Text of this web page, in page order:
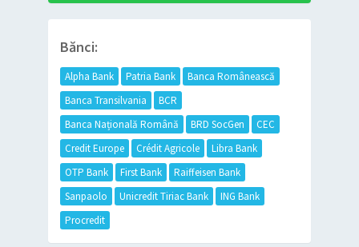
Bănci:
Alpha Bank Patria Bank
Banca Românească
Banca Transilvania
BCR
Banca Națională Română
BRD SocGen
CEC
Credit Europe
Crédit Agricole
Libra Bank
OTP Bank
First Bank
Raiffeisen Bank
Sanpaolo
Unicredit Tiriac Bank
ING Bank
Procredit